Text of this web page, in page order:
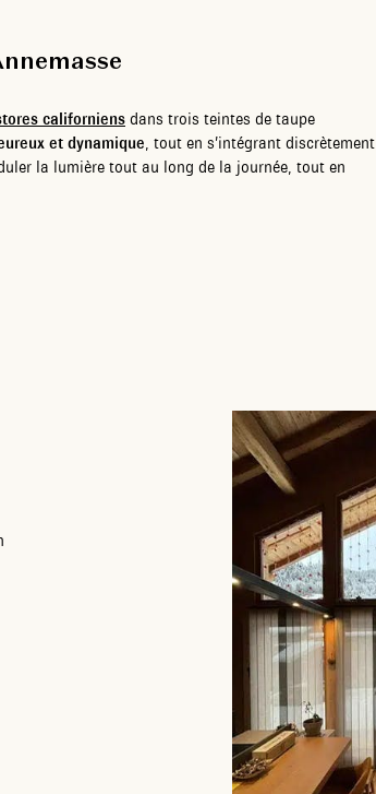
californiens dans trois teintes de taupe
et dynamique, tout en s’intégrant discrètement
la lumière tout au long de la journée, tout en